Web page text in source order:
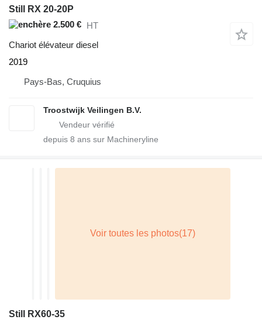
Still RX 20-20P
2.500 € HT
Chariot élévateur diesel
2019
Pays-Bas, Cruquius
Troostwijk Veilingen B.V.
depuis 8 ans sur Machineryline
Still RX60-35